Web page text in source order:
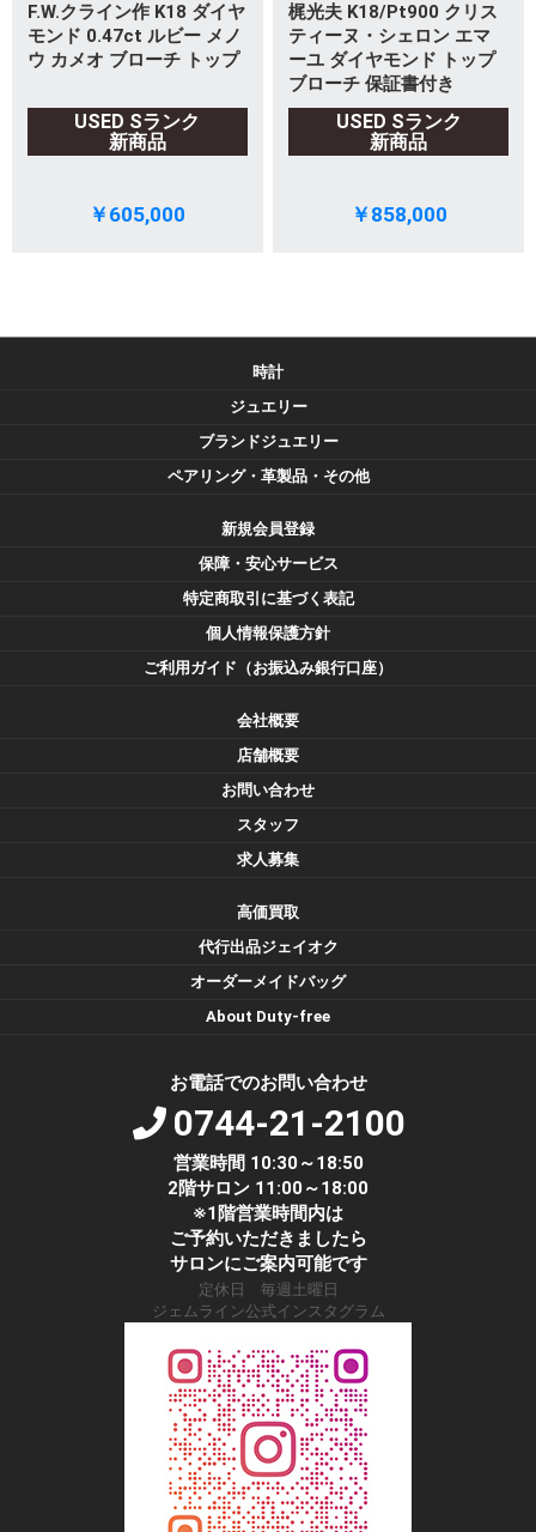
F.W.クライン作 K18 ダイヤ
モンド 0.47ct ルビー メノ
ウ カメオ ブローチ トップ
USED Sランク
新商品
￥605,000
梶光夫 K18/Pt900 クリス
ティーヌ・シェロン エマ
ーユ ダイヤモンド トップ
ブローチ 保証書付き
USED Sランク
新商品
￥858,000
時計
ジュエリー
ブランドジュエリー
ペアリング・革製品・その他
新規会員登録
保障・安心サービス
特定商取引に基づく表記
個人情報保護方針
ご利用ガイド（お振込み銀行口座）
会社概要
店舗概要
お問い合わせ
スタッフ
求人募集
高価買取
代行出品ジェイオク
オーダーメイドバッグ
About Duty-free
お電話でのお問い合わせ
0744-21-2100
営業時間 10:30～18:50
2階サロン 11:00～18:00
※1階営業時間内は
ご予約いただきましたら
サロンにご案内可能です
定休日 毎週土曜日
ジェムライン公式インスタグラム